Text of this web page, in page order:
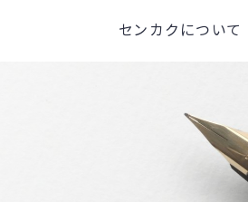
センカクについて